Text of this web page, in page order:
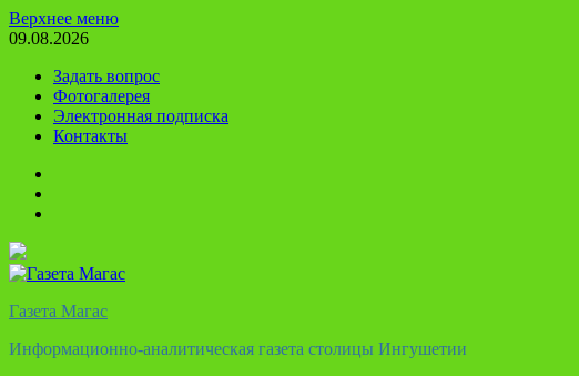
Перейти
к
Верхнее меню
09.08.2026
Задать вопрос
Фотогалерея
Электронная подписка
Контакты
Газета Магас
Информационно-аналитическая газета столицы Ингушетии